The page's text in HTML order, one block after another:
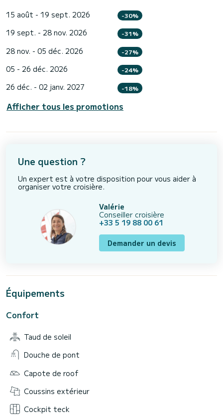
15 août - 19 sept. 2026 -30%
19 sept. - 28 nov. 2026 -31%
28 nov. - 05 déc. 2026 -27%
05 - 26 déc. 2026 -24%
26 déc. - 02 janv. 2027 -18%
Afficher tous les promotions
Une question ?
Un expert est à votre disposition pour vous aider à
organiser votre croisière.
Valérie
Conseiller croisière
+33 5 19 88 00 61
Demander un devis
Équipements
Confort
Taud de soleil
Douche de pont
Capote de roof
Coussins extérieur
Cockpit teck